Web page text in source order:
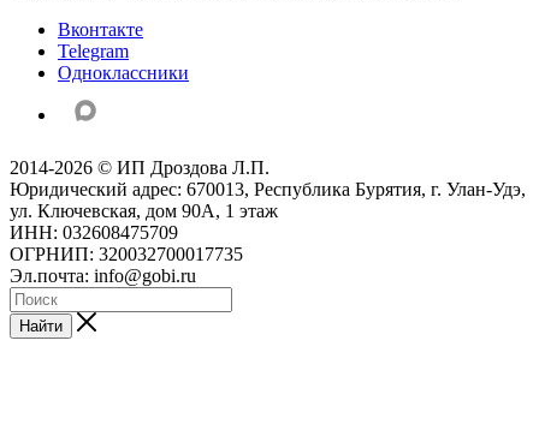
Вконтакте
Telegram
Одноклассники
2014-2026 © ИП Дроздова Л.П.
Юридический адрес: 670013, Республика Бурятия, г. Улан-Удэ,
ул. Ключевская, дом 90А, 1 этаж
ИНН: 032608475709
ОГРНИП: 320032700017735
Эл.почта: info@gobi.ru
Найти